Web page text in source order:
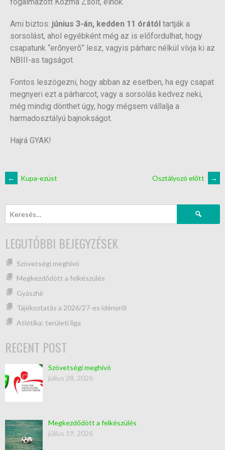
Ami biztos: június 3-án, kedden 11 órától tartják a
sorsolást, ahol egyébként még az is előfordulhat, hogy
csapatunk “erőnyerő” lesz, vagyis párharc nélkül vívja ki az
NBIII-as tagságot.
Fontos leszögezni, hogy abban az esetben, ha egy csapat
megnyeri ezt a párharcot, vagy a sorsolás kedvez neki,
még mindig dönthet úgy, hogy mégsem vállalja a
harmadosztályú bajnokságot.
Hajrá GYAK!
← Kupa-ezüst Osztályozó előtt →
LEGUTÓBBI BEJEGYZÉSEK
Szövetségi meghívó
Megkezdődött a felkészülés
Gyászhír
Tájékoztatás a 2026/27-es idényről
Atlétika: területi liga
RECENT POST
Szövetségi meghívó
július 28, 2026
Megkezdődött a felkészülés
július 19, 2026